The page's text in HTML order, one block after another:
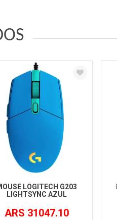
LOGITECH G203
LIGHTSYNC AZUL
ARS 31047.10